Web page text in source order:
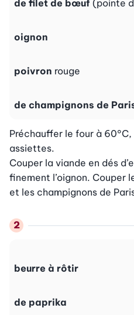
de filet de bœuf (pointe
oignon
poivron rouge
de champignons de
Préchauffer le four à
assiettes.
Couper la viande en dés
finement l’oignon. Couper
et les champignons de
beurre à rôtir
de paprika